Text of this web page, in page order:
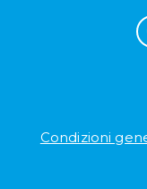
Condizioni